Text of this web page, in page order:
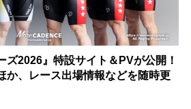
ズ2026』特設サイト＆PVが公開！
か、レース出場情報などを随時更